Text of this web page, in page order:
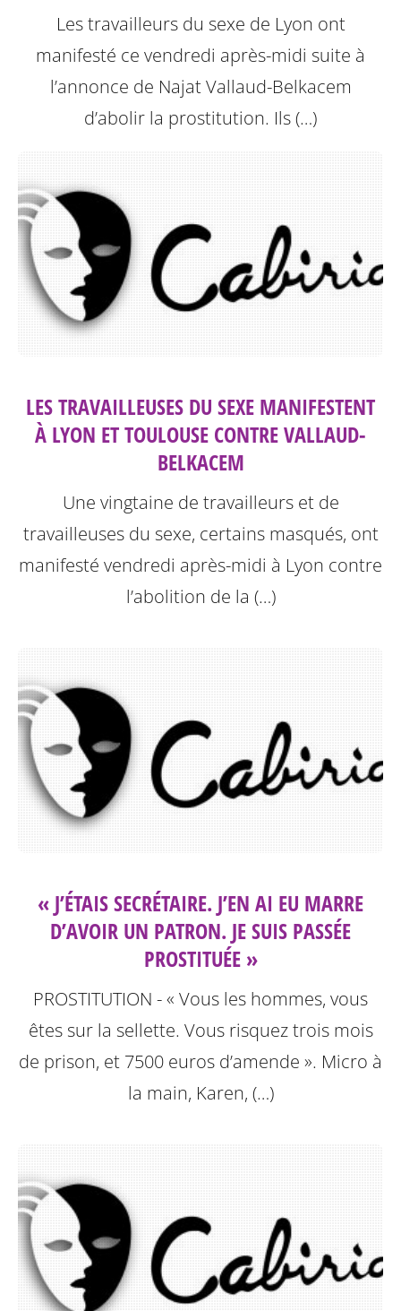
Les travailleurs du sexe de Lyon ont
manifesté ce vendredi après-midi suite à
l’annonce de Najat Vallaud-Belkacem
d’abolir la prostitution. Ils (…)
LES TRAVAILLEUSES DU SEXE MANIFESTENT
À LYON ET TOULOUSE CONTRE VALLAUD-
BELKACEM
Une vingtaine de travailleurs et de
travailleuses du sexe, certains masqués, ont
manifesté vendredi après-midi à Lyon contre
l’abolition de la (…)
« J’ÉTAIS SECRÉTAIRE. J’EN AI EU MARRE
D’AVOIR UN PATRON. JE SUIS PASSÉE
PROSTITUÉE »
PROSTITUTION - « Vous les hommes, vous
êtes sur la sellette. Vous risquez trois mois
de prison, et 7500 euros d’amende ». Micro à
la main, Karen, (…)